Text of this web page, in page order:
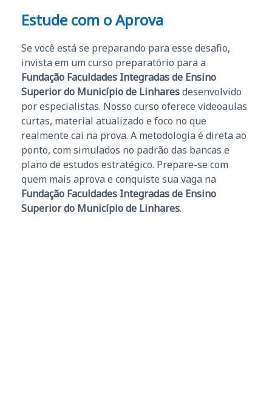
Estude com o Aprova
Se você está se preparando para esse desafio,
invista em um curso preparatório para a
Fundação Faculdades Integradas de Ensino
Superior do Município de Linharesdesenvolvido
por especialistas. Nosso curso oferece videoaulas
curtas, material atualizado e foco no que
realmente cai na prova. A metodologia é direta ao
ponto, com simulados no padrão das bancas e
plano de estudos estratégico. Prepare-se com
quem mais aprova e conquiste sua vaga na
Fundação Faculdades Integradas de Ensino
Superior do Município de Linhares.